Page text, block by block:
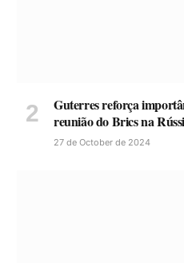
Guterres reforça
reunião do Brics na
27 de October de 2024